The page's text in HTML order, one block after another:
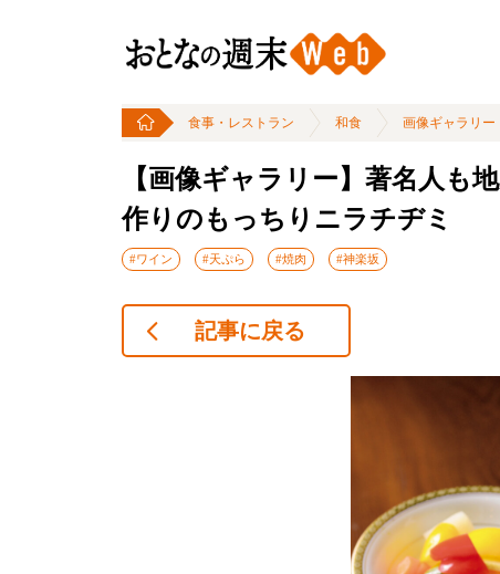
食事・レストラン 和食 画像ギャラリー
【画像ギャラリー】著名人も
作りのもっちりニラチヂミ
#ワイン #天ぷら #焼肉 #神楽坂
記事に戻る